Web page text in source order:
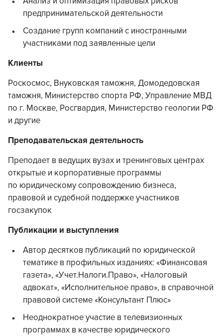
предпринимательской деятельности
Создание групп компаний с иностранными
участниками под заявленные цели
Клиенты
Роскосмос, Внуковская таможня, Домодедовская
таможня, Министерство спорта РФ, Управление МВД
по г. Москве, Росгвардия, Министерство геологии РФ
и другие
Преподавательская деятельность
Преподает в ведущих вузах и тренинговых центрах
открытые и корпоративные программы
по юридическому сопровождению бизнеса,
правовой и судебной поддержке участников
госзакупок
Публикации и выступления
Автор десятков публикаций по юридической
тематике в профильных изданиях: «Финансовая
газета», «Учет.Налоги.Право», «Налоговый
адвокат», «Исполнительное право», в справочной
правовой системе «Консультант Плюс»
Неоднократное участие в телевизионных
программах в качестве юридического